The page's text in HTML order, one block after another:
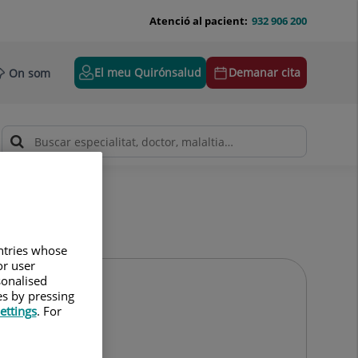
932 906 200
Atenció al pacient:
On som El meu Quirónsalud Demanar cita
whose
user
by pressing
. For